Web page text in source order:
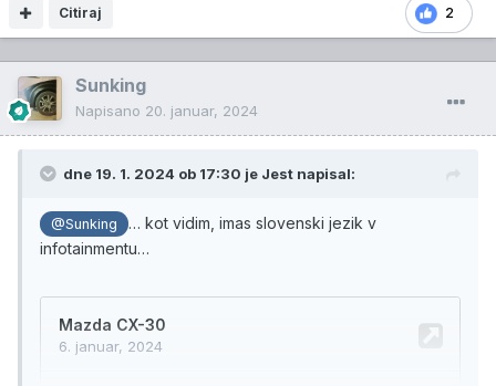
2
Citiraj
Sunking
Napisano 20. januar, 2024
dne 19. 1. 2024 ob 17:30 je Jest napisal:
@Sunking
… kot vidim, imas slovenski jezik v
infotainmentu…